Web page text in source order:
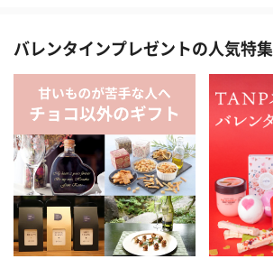
バレンタインプレゼントの人気特集